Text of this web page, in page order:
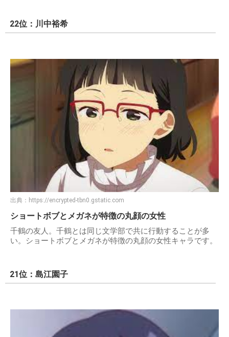
22位：川中裕希
出典： https://encrypted-tbn0.gstatic.com
ショートボブとメガネが特徴の丸顔の女性
千鶴の友人。千鶴とは同じ文学部で共に行動することが多
い。ショートボブとメガネが特徴の丸顔の女性キャラです。
21位：島江園子